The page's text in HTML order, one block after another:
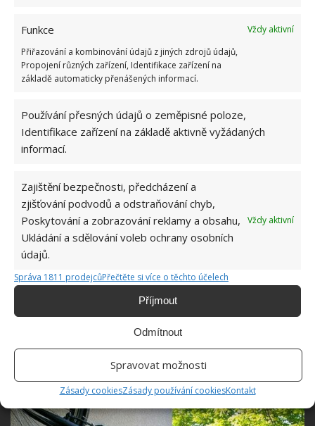
Funkce
Vždy aktivní
Přiřazování a kombinování údajů z jiných zdrojů údajů,
Propojení různých zařízení, Identifikace zařízení na
základě automaticky přenášených informací.
Používání přesných údajů o zeměpisné poloze,
Identifikace zařízení na základě aktivně vyžádaných
informací.
Zajištění bezpečnosti, předcházení a
zjišťování podvodů a odstraňování chyb,
Poskytování a zobrazování reklamy a obsahu,
Ukládání a sdělování voleb ochrany osobních
údajů.
Vždy aktivní
Správa 1811 prodejcůPřečtěte si více o těchto účelech
Příjmout
Odmítnout
Spravovat možnosti
Zásady cookiesZásady používání cookiesKontakt
Pomáhá také balkon
Výhodou tohoto bytu je také to, že jeho součástí je i
balkon. Na něm se dá jak trávit čas, tak je možné ho
využít také jako úložný prostor. V daném případě se
dokonale hodí primárně na uložení jízdního kola.